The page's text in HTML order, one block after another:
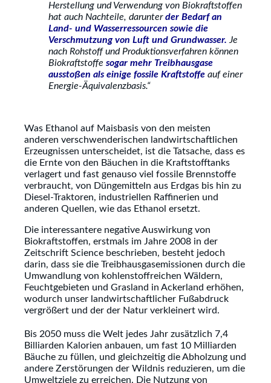
Herstellung und Verwendung von Biokraftstoffen
hat auch Nachteile, darunterder Bedarf an
Land- und Wasserressourcen sowie die
Verschmutzung von Luft und Grundwasser. Je
nach Rohstoff und Produktionsverfahren können
Biokraftstoffe sogar mehr Treibhausgase
ausstoßen als einige fossile Kraftstoffe auf einer
Energie-Äquivalenzbasis.“
Was Ethanol auf Maisbasis von den meisten
anderen verschwenderischen landwirtschaftlichen
Erzeugnissen unterscheidet, ist die Tatsache, dass es
die Ernte von den Bäuchen in die Kraftstofftanks
verlagert und fast genauso viel fossile Brennstoffe
verbraucht, von Düngemitteln aus Erdgas bis hin zu
Diesel-Traktoren, industriellen Raffinerien und
anderen Quellen, wie das Ethanol ersetzt.
Die interessantere negative Auswirkung von
Biokraftstoffen, erstmals im Jahre 2008 in der
Zeitschrift Science beschrieben, besteht jedoch
darin, dass sie die Treibhausgasemissionen durch die
Umwandlung von kohlenstoffreichen Wäldern,
Feuchtgebieten und Grasland in Ackerland erhöhen,
wodurch unser landwirtschaftlicher Fußabdruck
vergrößert und der der Natur verkleinert wird.
Bis 2050 muss die Welt jedes Jahr zusätzlich 7,4
Billiarden Kalorien anbauen, um fast 10 Milliarden
Bäuche zu füllen, und gleichzeitig die Abholzung und
andere Zerstörungen der Wildnis reduzieren, um die
Umweltziele zu erreichen. Die Nutzung von